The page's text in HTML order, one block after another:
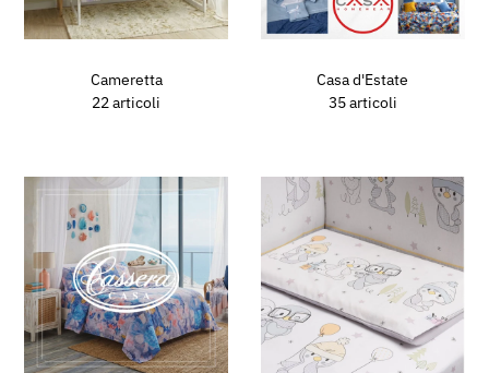
Cameretta
22 articoli
Casa d'Estate
35 articoli